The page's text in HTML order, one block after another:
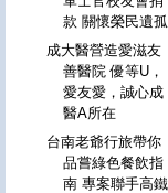
款 關懷榮民遺孤
成大醫營造愛滋友
善醫院 優等U，
愛友愛，誠心成
醫A所在
台南老爺行旅帶你
品嘗綠色餐飲指
南 專案聯手高鐵